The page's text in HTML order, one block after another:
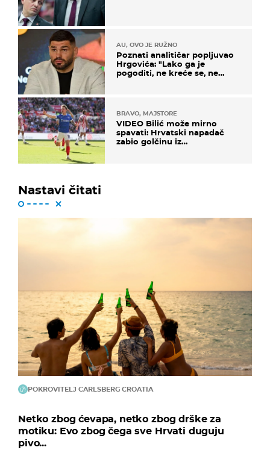
AU, OVO JE RUŽNO
Poznati analitičar popljuvao
Hrgovića: "Lako ga je
pogoditi, ne kreće se, ne
BRAVO, MAJSTORE
VIDEO Bilić može mirno
spavati: Hrvatski napadač
zabio golčinu iz
Nastavi čitati
POKROVITELJ CARLSBERG CROATIA
Netko zbog ćevapa, netko zbog drške za
motiku: Evo zbog čega sve Hrvati duguju
pivo...